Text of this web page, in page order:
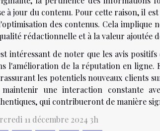
à jour du contenu. Pour cette raison, il
des contenus. Cela implique
rédactionnelle et à la valeur ajoutée
intéressant de noter que les avis
l'amélioration de la réputation en ligne.
les potentiels nouveaux clients
maintenir une interaction constante
qui contribueront de manière
11 décembre 2024 3h